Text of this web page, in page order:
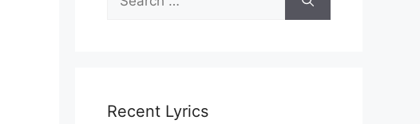
for:
Recent Lyrics